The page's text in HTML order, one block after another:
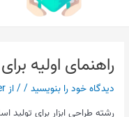
راهنمای اولیه
دیدگاه‌ خود را بنویسید// از
رشته طراحی ابزار برای